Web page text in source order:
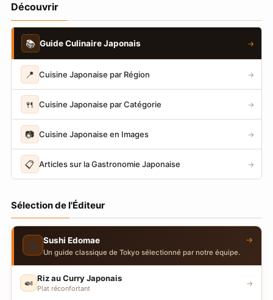
Découvrir
📚 Guide Culinaire Japonais →
📍 Cuisine Japonaise par Région →
🍴 Cuisine Japonaise par Catégorie →
📷 Cuisine Japonaise en Images →
📋 Articles sur la Gastronomie Japonaise →
Sélection de l'Éditeur
🍣 Sushi Edomae
Un guide classique de Tokyo sélectionné par notre équipe.
→
🍛 Riz au Curry Japonais
Plat réconfortant
→